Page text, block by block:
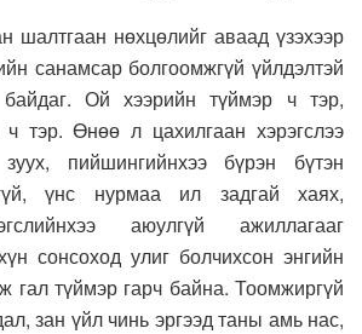
шалтгаан нөхцөлийг аваад үзэхээр
санамсар болгоомжгүй үйлдэлтэй
Ой хээрийн түймэр ч тэр,
тэр. Өнөө л цахилгаан хэрэгслээ
пийшингийнхээ бүрэн бүтэн
үнс нурмаа ил задгай хаях,
аюулгүй ажиллагааг
сонсоход улиг болчихсон энгийн
гал түймэр гарч байна. Тоомжиргүй
зан үйл чинь эргээд таны амь нас,